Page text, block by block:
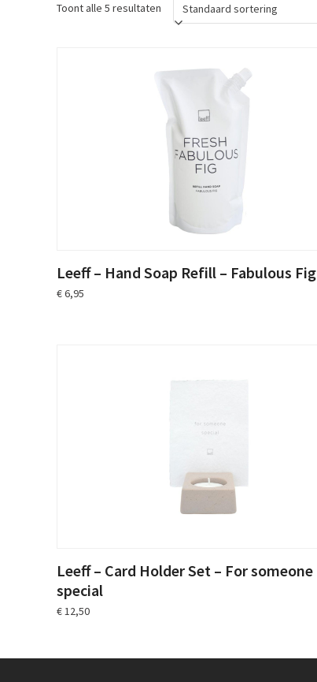
Toont alle 5 resultaten
Leeff – Hand Soap Refill – Fabulous Fig
€6,95
Leeff – Card Holder Set – For someone
special
€12,50